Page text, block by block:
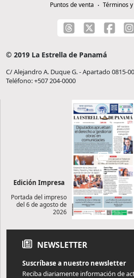
Puntos de venta
Términos
© 2019 La Estrella de Panamá
C/ Alejandro A. Duque G. - Apartado 0815-
Teléfono: +507 204-0000
Edición Impresa
Portada del impreso
del 6 de agosto de
2026
NEWSLETTER
Suscríbase a nuestro newsletter
Reciba diariamente información de